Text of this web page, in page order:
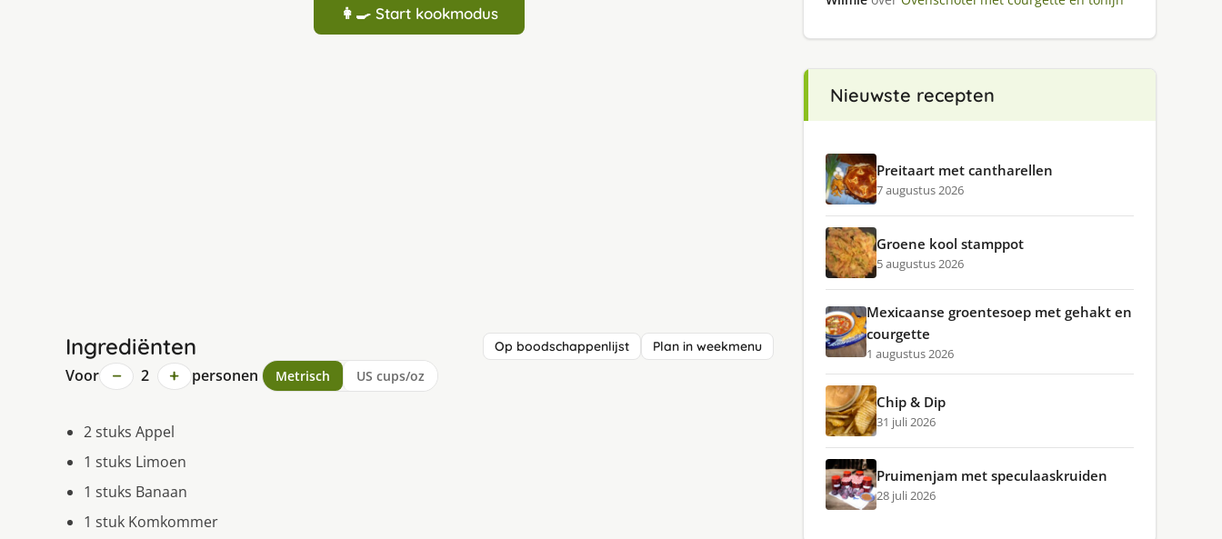
👩‍🍳 Start kookmodus
Ingrediënten Op boodschappenlijst Plan in weekmenu
Voor − 2 + personen Metrisch US cups/oz
2 stuks Appel
1 stuks Limoen
1 stuks Banaan
1 stuk Komkommer
Nieuwste recepten
Preitaart met cantharellen
7 augustus 2026
Groene kool stamppot
5 augustus 2026
Mexicaanse groentesoep met gehakt en
courgette
1 augustus 2026
Chip & Dip
31 juli 2026
Pruimenjam met speculaaskruiden
28 juli 2026